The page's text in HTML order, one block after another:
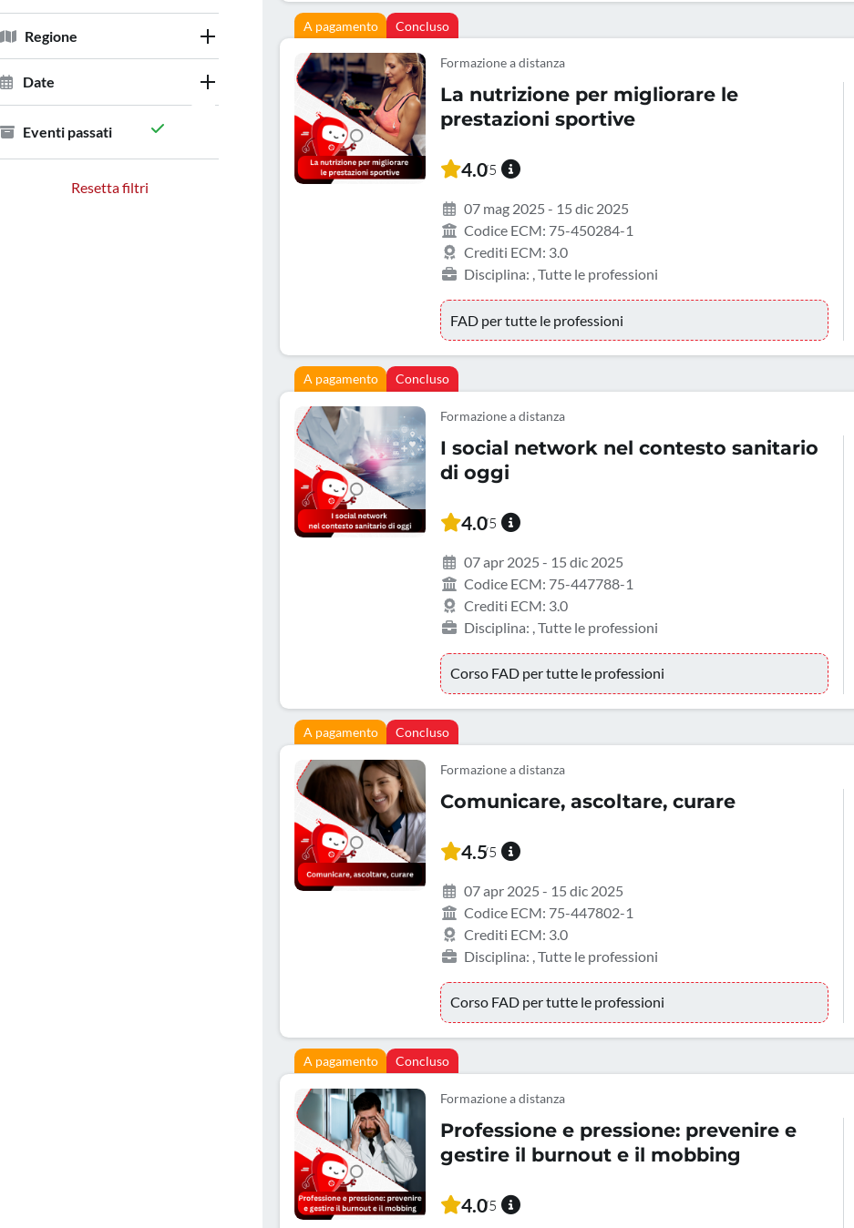
Regione
Date
Eventi passati
Resetta filtri
A pagamento Concluso
Formazione a distanza
La nutrizione per migliorare le
prestazioni sportive
07 mag 2025 - 15 dic 2025
Codice ECM: 75-450284-1
Crediti ECM: 3.0
Disciplina: , Tutte le professioni
4.0/5
FAD per tutte le professioni
A pagamento Concluso
Formazione a distanza
I social network nel contesto sanitario
di oggi
07 apr 2025 - 15 dic 2025
Codice ECM: 75-447788-1
Crediti ECM: 3.0
Disciplina: , Tutte le professioni
4.0/5
Corso FAD per tutte le professioni
A pagamento Concluso
Formazione a distanza
Comunicare, ascoltare, curare
07 apr 2025 - 15 dic 2025
Codice ECM: 75-447802-1
Crediti ECM: 3.0
Disciplina: , Tutte le professioni
4.5/5
Corso FAD per tutte le professioni
A pagamento Concluso
Formazione a distanza
Professione e pressione: prevenire e
gestire il burnout e il mobbing
4.0/5